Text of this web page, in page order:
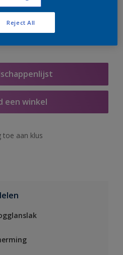
aan te vullen.
een winkel
toe aan klus
Reject All